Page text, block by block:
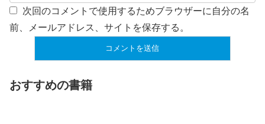
次回のコメントで使用するためブラウザーに自分の名
前、メールアドレス、サイトを保存する。
おすすめの書籍